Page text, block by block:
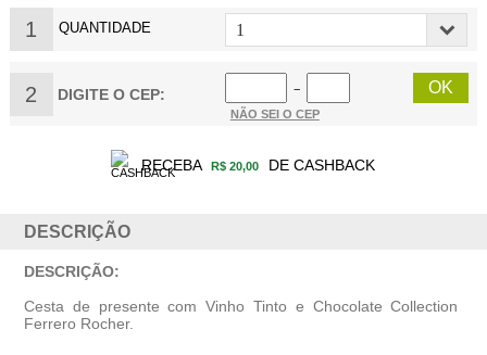
1 QUANTIDADE
2 DIGITE O CEP:
−
NÃO SEI O CEP
RECEBA R$ 20,00 DE CASHBACK
DESCRIÇÃO
DESCRIÇÃO:
Cesta de presente com Vinho Tinto e Chocolate Collection
Ferrero Rocher.